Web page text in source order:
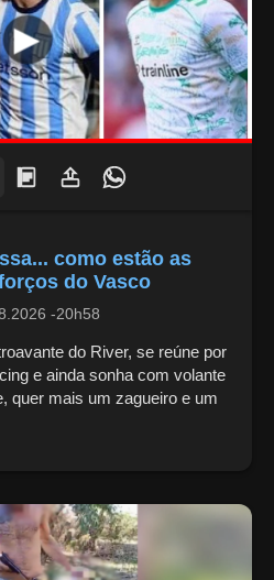
como estão as
do Vasco
-20h58
do River, se reúne por
e ainda sonha com volante
quer mais um zagueiro e um